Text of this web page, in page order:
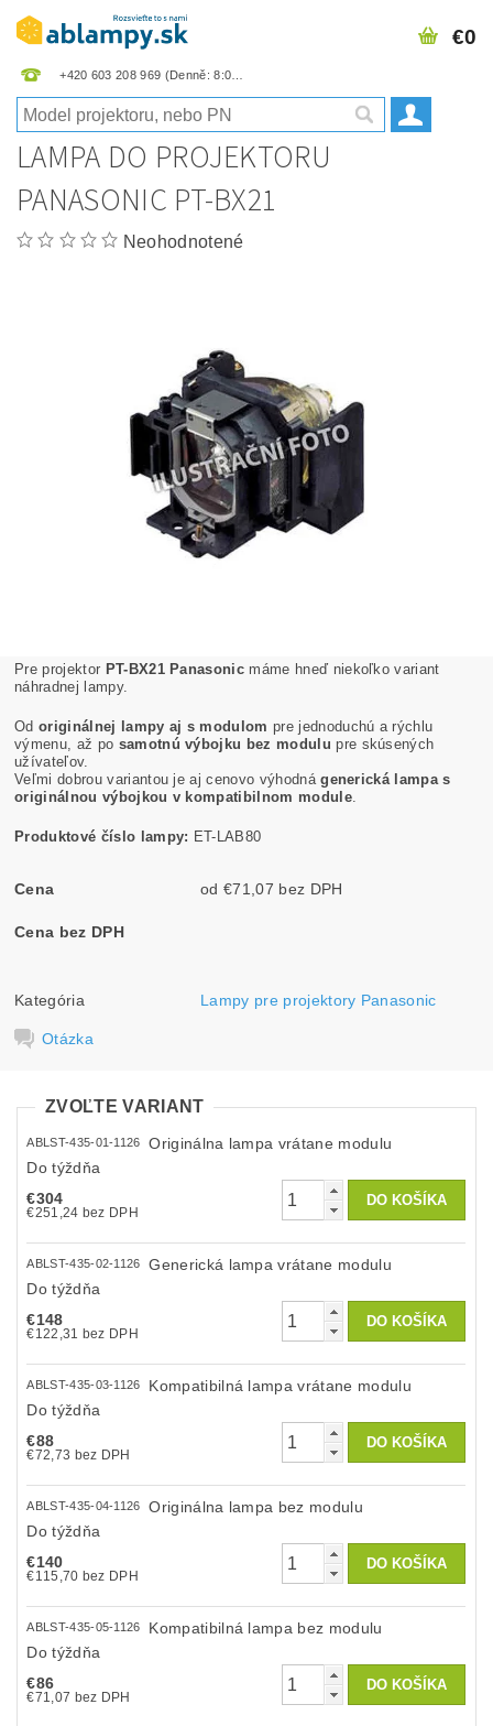
+420 603 208 969
€0
LAMPA DO PROJEKTORU
PANASONIC PT-BX21
Neohodnotené
Pre projektor PT-BX21 Panasonic máme hneď niekoľko variant
náhradnej lampy.
Odoriginálnej lampy aj s modulom pre jednoduchú a rýchlu
výmenu, až po samotnú výbojku bez modulu pre skúsených
užívateľov.
Veľmi dobrou variantou je aj cenovo výhodnágenerická lampa s
originálnou výbojkou v kompatibilnom module.
Produktové číslo lampy: ET-LAB80
Cena od €71,07 bez DPH
Cena bez DPH
Kategória Lampy pre projektory Panasonic
Otázka
ZVOĽTE VARIANT
ABLST-435-01-1126
Originálna lampa vrátane modulu
Do týždňa
€304
€251,24 bez DPH
ABLST-435-02-1126
Generická lampa vrátane modulu
Do týždňa
€148
€122,31 bez DPH
ABLST-435-03-1126
Kompatibilná lampa vrátane modulu
Do týždňa
€88
€72,73 bez DPH
ABLST-435-04-1126
Originálna lampa bez modulu
Do týždňa
€140
€115,70 bez DPH
ABLST-435-05-1126
Kompatibilná lampa bez modulu
Do týždňa
€86
€71,07 bez DPH